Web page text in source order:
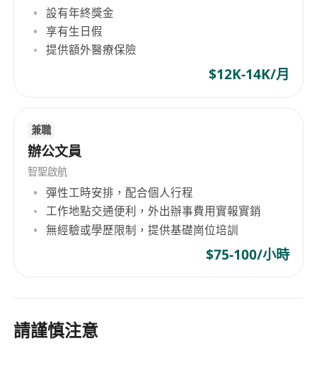
設有年終獎金
享有生日假
提供額外醫療保險
$12K-14K/月
兼職
辦公文員
智聖啟航
彈性工時安排，配合個人行程
工作地點交通便利，外出辦事費用實報實銷
無經驗或學歷限制，提供基礎崗位培訓
$75-100/小時
請謹慎注意